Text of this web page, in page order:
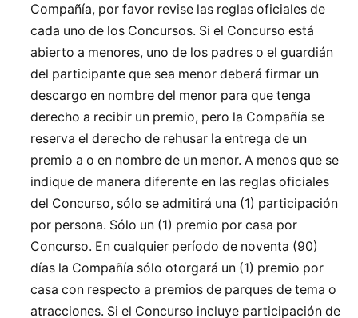
Compañía, por favor revise las reglas oficiales de
cada uno de los Concursos. Si el Concurso está
abierto a menores, uno de los padres o el guardián
del participante que sea menor deberá firmar un
descargo en nombre del menor para que tenga
derecho a recibir un premio, pero la Compañía se
reserva el derecho de rehusar la entrega de un
premio a o en nombre de un menor. A menos que se
indique de manera diferente en las reglas oficiales
del Concurso, sólo se admitirá una (1) participación
por persona. Sólo un (1) premio por casa por
Concurso. En cualquier período de noventa (90)
días la Compañía sólo otorgará un (1) premio por
casa con respecto a premios de parques de tema o
atracciones. Si el Concurso incluye participación de